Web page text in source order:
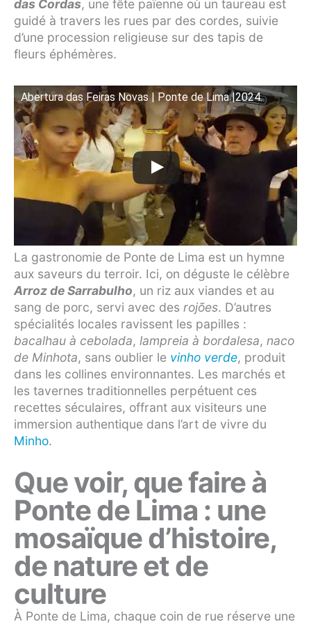
das Cordas, une fête païenne où un taureau est
guidé à travers les rues par des cordes, suivie
d’une procession religieuse sur des tapis de
fleurs éphémères.
Abertura das Feiras Novas | Ponte de Lima |2024.
La gastronomie de Ponte de Lima est un hymne
aux saveurs du terroir. Ici, on déguste le célèbre
Arroz de Sarrabulho, un riz aux viandes et au
sang de porc, servi avec des rojões. D’autres
spécialités locales ravissent les papilles :
bacalhau à cebolada, lampreia à bordalesa, naco
de Minhota, sans oublier le vinho verde, produit
dans les collines environnantes. Les marchés et
les tavernes traditionnelles perpétuent ces
recettes séculaires, offrant aux visiteurs une
immersion authentique dans l’art de vivre du
Minho.
Que voir, que faire à
Ponte de Lima : une
mosaïque d’histoire,
de nature et de
culture
À Ponte de Lima, chaque coin de rue réserve une